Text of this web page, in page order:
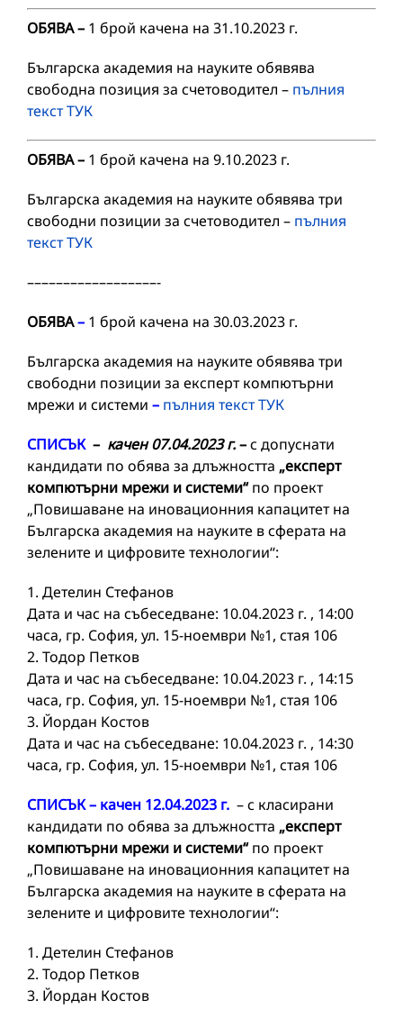
ОБЯВА– 1 брой качена на 31.10.2023 г.
Българска академия на науките обявява
свободна позиция за счетоводител – пълния
текст ТУК
ОБЯВА– 1 брой качена на 9.10.2023 г.
Българска академия на науките обявява три
свободни позиции за счетоводител – пълния
текст ТУК
––––––––––––––––––-
ОБЯВА– 1 брой качена на 30.03.2023 г.
Българска академия на науките обявява три
свободни позиции за експерт компютърни
мрежи и системи – пълния текст ТУК
СПИСЪК – качен 07.04.2023 г.–с допуснати
кандидати по обява за длъжността „експерт
компютърни мрежи и системи“по проект
„Повишаване на иновационния капацитет на
Българска академия на науките в сферата на
зелените и цифровите технологии“:
1. Детелин Стефанов
Дата и час на събеседване: 10.04.2023 г. , 14:00
часа, гр. София, ул. 15-ноември №1, стая 106
2. Тодор Петков
Дата и час на събеседване: 10.04.2023 г. , 14:15
часа, гр. София, ул. 15-ноември №1, стая 106
3. Йордан Kостов
Дата и час на събеседване: 10.04.2023 г. , 14:30
часа, гр. София, ул. 15-ноември №1, стая 106
СПИСЪК – качен 12.04.2023 г. – с класирани
кандидати по обява за длъжността „експерт
компютърни мрежи и системи“по проект
„Повишаване на иновационния капацитет на
Българска академия на науките в сферата на
зелените и цифровите технологии“:
1. Детелин Стефанов
2. Тодор Петков
3. Йордан Костов